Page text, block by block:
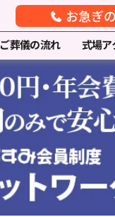
お急ぎ
ご葬儀の流れ 式場ア